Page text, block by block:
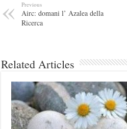
Previous
Airc: domani l’ Azalea della
Ricerca
Related Articles